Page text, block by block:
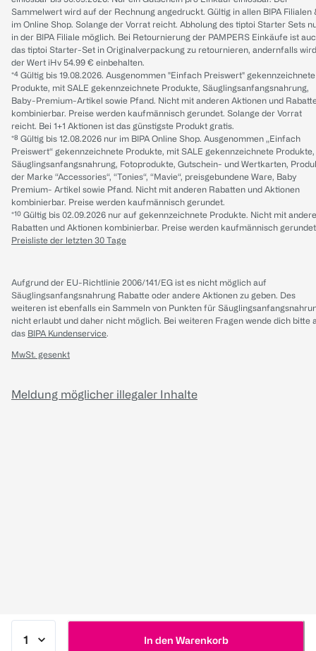
In den Warenkorb
Sammelwert wird auf der Rechnung angedruckt. Gültig in allen BIPA Filialen
im Online Shop. Solange der Vorrat reicht. Abholung des tiptoi Starter Sets
in der BIPA Filiale möglich. Bei Retournierung der PAMPERS Einkäufe ist
das tiptoi Starter-Set in Originalverpackung zu retournieren, andernfalls wird
der Wert iHv 54.99 € einbehalten.
*⁴ Gültig bis 19.08.2026. Ausgenommen "Einfach Preiswert" gekennzeichnete
Produkte, mit SALE gekennzeichnete Produkte, Säuglingsanfangsnahrung,
Baby-Premium-Artikel sowie Pfand. Nicht mit anderen Aktionen und
kombinierbar. Preise werden kaufmännisch gerundet. Solange der Vorrat
reicht. Bei 1+1 Aktionen ist das günstigste Produkt gratis.
*⁸ Gültig bis 12.08.2026 nur im BIPA Online Shop. Ausgenommen „Einfach
Preiswert“ gekennzeichnete Produkte, mit SALE gekennzeichnete Produkte,
Säuglingsanfangsnahrung, Fotoprodukte, Gutschein- und Wertkarten,
der Marke “Accessories“, “Tonies“, “Mavie“, preisgebundene Ware, Baby
Premium- Artikel sowie Pfand. Nicht mit anderen Rabatten und Aktionen
kombinierbar. Preise werden kaufmännisch gerundet.
*¹⁰ Gültig bis 02.09.2026 nur auf gekennzeichnete Produkte. Nicht mit
Rabatten und Aktionen kombinierbar. Preise werden kaufmännisch
Preisliste der letzten 30 Tage
Aufgrund der EU-Richtlinie 2006/141/EG ist es nicht möglich auf
Säuglingsanfangsnahrung Rabatte oder andere Aktionen zu geben. Des
weiteren ist ebenfalls ein Sammeln von Punkten für
nicht erlaubt und daher nicht möglich. Bei weiteren Fragen wende dich bitte
das BIPA Kundenservice.
MwSt. gesenkt
Meldung möglicher illegaler Inhalte